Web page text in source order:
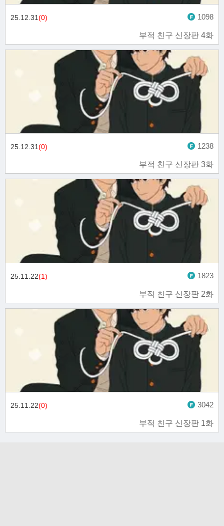
부적 친구 신장판 4화
25.12.31(0) 1098
부적 친구 신장판 3화
25.12.31(0) 1238
부적 친구 신장판 2화
25.11.22(1) 1823
부적 친구 신장판 1화
25.11.22(0) 3042